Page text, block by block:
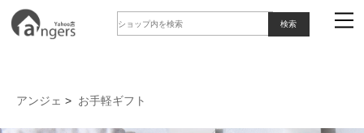
アンジェ > お手軽ギフト